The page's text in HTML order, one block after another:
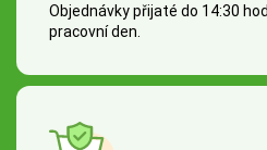
Objednávky přijaté do 14:30
pracovní den.